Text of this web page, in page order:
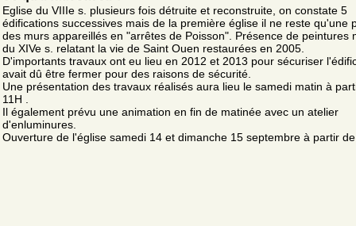
Eglise du VIIIe s. plusieurs fois détruite et reconstruite, on constate 5
édifications successives mais de la première église il ne reste qu'une
des murs appareillés en "arrêtes de Poisson". Présence de peintures
du XIVe s. relatant la vie de Saint Ouen restaurées en 2005.
D'importants travaux ont eu lieu en 2012 et 2013 pour sécuriser
avait dû être fermer pour des raisons de sécurité.
Une présentation des travaux réalisés aura lieu le samedi matin à
11H .
Il également prévu une animation en fin de matinée avec un atelier
d'enluminures.
Ouverture de l'église samedi 14 et dimanche 15 septembre à partir